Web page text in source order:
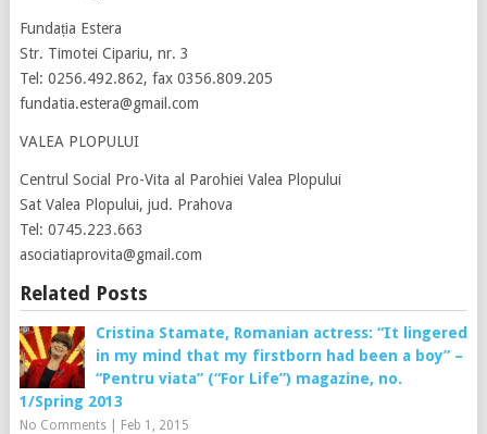
Fundația Estera
Str. Timotei Cipariu, nr. 3
Tel: 0256.492.862, fax 0356.809.205
fundatia.estera@gmail.com
VALEA PLOPULUI
Centrul Social Pro-Vita al Parohiei Valea Plopului
Sat Valea Plopului, jud. Prahova
Tel: 0745.223.663
asociatiaprovita@gmail.com
Related Posts
Cristina Stamate, Romanian actress: “It lingered
in my mind that my firstborn had been a boy” –
“Pentru viata” (“For Life”) magazine, no.
1/Spring 2013
No Comments| Feb 1, 2015